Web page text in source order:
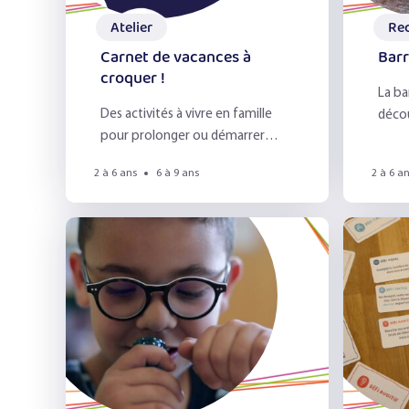
Atelier
Carnet de vacances à
croquer !
Des activités à vivre en famille
pour prolonger ou démarrer
s'amusant !
2 à 6 ans 6 à 9 ans
La
2 à 6